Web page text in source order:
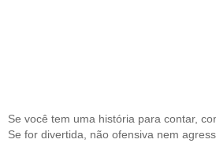
Se você tem uma história para contar,
Se for divertida, não ofensiva nem